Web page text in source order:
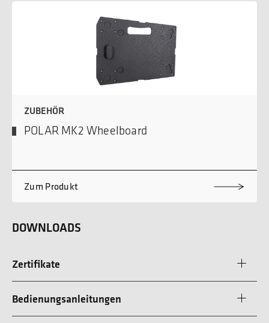
ZUBEHÖR
POLAR MK2 Wheelboard
Zum Produkt
DOWNLOADS
Zertifikate
Bedienungsanleitungen